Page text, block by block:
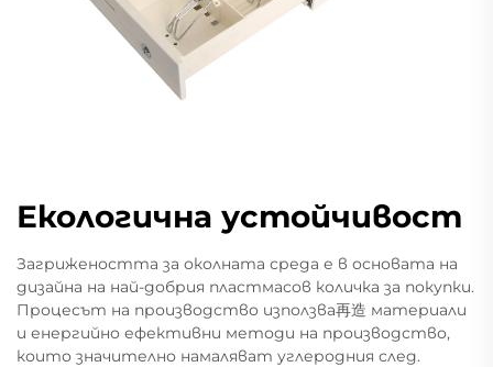
Екологична устойчивост
Загрижеността за околната среда е в основата на
дизайна на най-добрия пластмасов количка за покупки.
Процесът на производство използва再造 материали
и енергийно ефективни методи на производство,
които значително намаляват углеродния след.